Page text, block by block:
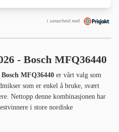
i samarbeid med
- Bosch MFQ36440
Bosch MFQ36440 er vårt valg som
som er enkel å bruke, svært
Nettopp denne kombinasjonen har
i store nordiske